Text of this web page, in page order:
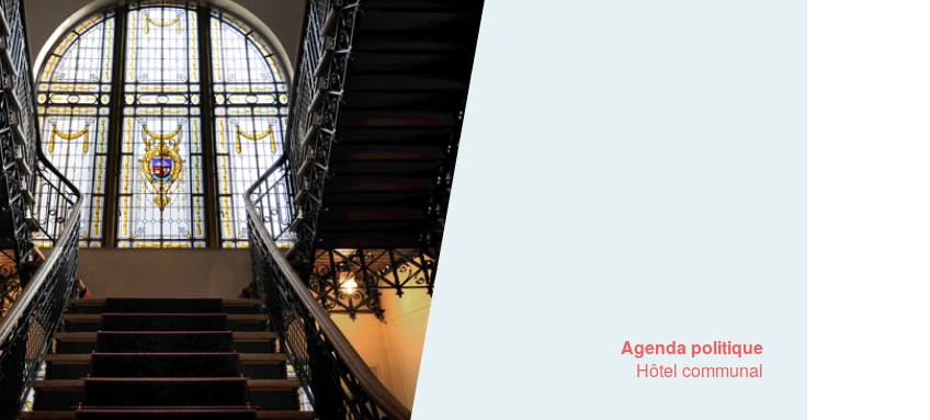
Agenda politique
Hôtel communal